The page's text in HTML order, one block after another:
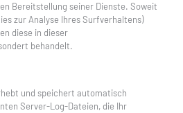
Bereitstellung seiner Dienste. Soweit
zur Analyse Ihres Surfverhaltens)
diese in dieser
behandelt.
und speichert automatisch
Server-Log-Dateien, die Ihr